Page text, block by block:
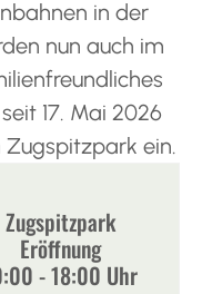
in der
nun auch im
17. Mai 2026
ein.
Zugspitzpark
Eröffnung
- 18:00 Uhr​